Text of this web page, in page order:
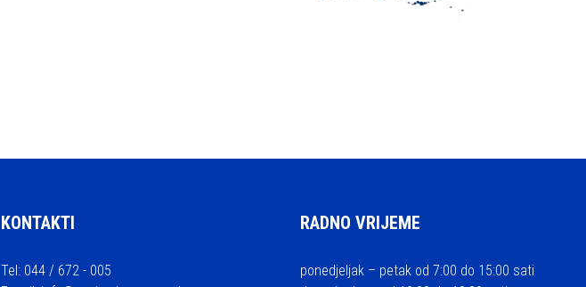
KONTAKTI
Tel: 044 / 672 - 005
RADNO VRIJEME
ponedjeljak – petak od 7:00 do 15:00 sati